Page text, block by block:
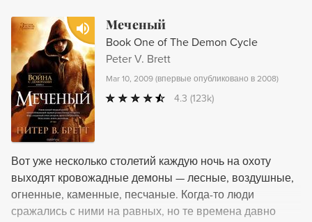
Меченый
Book One of The Demon Cycle
Peter V. Brett
Mar 10, 2009 (впервые опубликовано в 2008)
4.3 (123k)
Вот уже несколько столетий каждую ночь на охоту
выходят кровожадные демоны — лесные, воздушные,
огненные, каменные, песчаные. Когда-то люди
сражались с ними на равных, но те времена давно